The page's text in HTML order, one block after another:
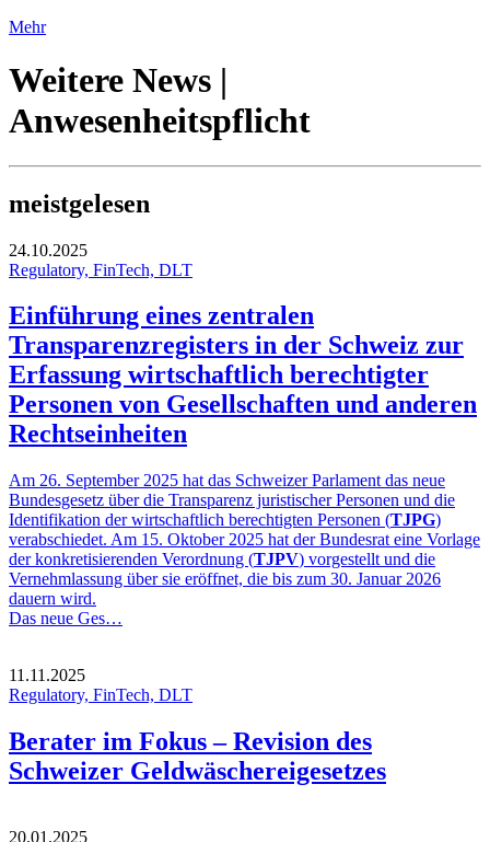
Mehr
Weitere News |
Anwesenheitspflicht
meistgelesen
24.10.2025
Regulatory, FinTech, DLT
Einführung eines zentralen
Transparenzregisters in der Schweiz zur
Erfassung wirtschaftlich berechtigter
Personen von Gesellschaften und anderen
Rechtseinheiten
Am 26. September 2025 hat das Schweizer Parlament das neue
Bundesgesetz über die Transparenz juristischer Personen und die
Identifikation der wirtschaftlich berechtigten Personen (TJPG)
verabschiedet. Am 15. Oktober 2025 hat der Bundesrat eine Vorlage
der konkretisierenden Verordnung (TJPV) vorgestellt und die
Vernehmlassung über sie eröffnet, die bis zum 30. Januar 2026
dauern wird.
Das neue Ges…
11.11.2025
Regulatory, FinTech, DLT
Berater im Fokus – Revision des
Schweizer Geldwäschereigesetzes
20.01.2025